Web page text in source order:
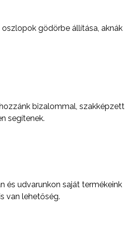
gödörbe állítása, aknák
bizalommal, szakképzett
segítenek.
és udvarunkon saját termékeink
van lehetőség.